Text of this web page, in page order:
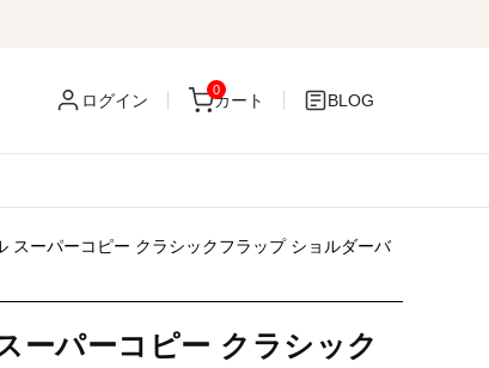
ログイン
0
カート BLOG
スーパーコピー クラシックフラップ ショルダーバ
ーパーコピー クラシック